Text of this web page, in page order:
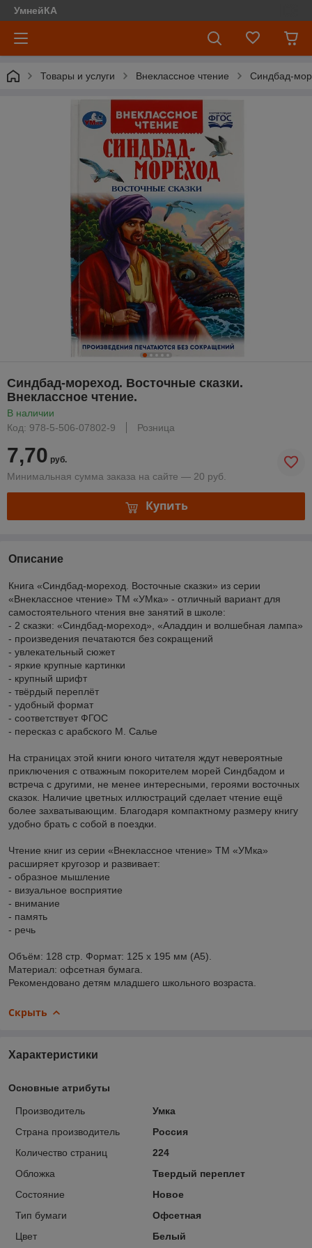
УмнейКА
Товары и услуги Внеклассное чтение Синдбад-
Синдбад-мореход. Восточные сказки.
Внеклассное чтение.
В наличии
Код: 978-5-506-07802-9
Розница
7,70 руб.
Минимальная сумма заказа на сайте — 20 руб.
Купить
Описание
Книга «Синдбад-мореход. Восточные сказки» из серии
«Внеклассное чтение» ТМ «УМка» - отличный вариант для
самостоятельного чтения вне занятий в школе:
- 2 сказки: «Синдбад-мореход», «Аладдин и волшебная лампа»
- произведения печатаются без сокращений
- увлекательный сюжет
- яркие крупные картинки
- крупный шрифт
- твёрдый переплёт
- удобный формат
- соответствует ФГОС
- пересказ с арабского М. Салье
На страницах этой книги юного читателя ждут невероятные
приключения с отважным покорителем морей Синдбадом и
встреча с другими, не менее интересными, героями восточных
сказок. Наличие цветных иллюстраций сделает чтение ещё
более захватывающим. Благодаря компактному размеру книгу
удобно брать с собой в поездки.
Чтение книг из серии «Внеклассное чтение» ТМ «УМка»
расширяет кругозор и развивает:
- образное мышление
- визуальное восприятие
- внимание
- память
- речь
Объём: 128 стр. Формат: 125 х 195 мм (А5).
Материал: офсетная бумага.
Рекомендовано детям младшего школьного возраста.
Скрыть
Характеристики
Основные атрибуты
Производитель
Умка
Страна производитель
Россия
Количество страниц
224
Обложка
Твердый переплет
Состояние
Новое
Тип бумаги
Офсетная
Цвет
Белый